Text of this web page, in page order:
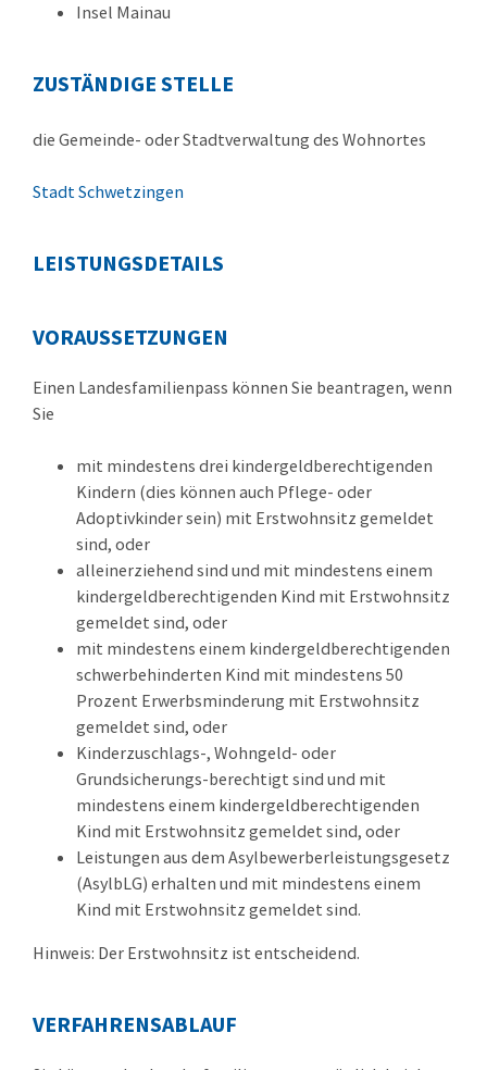
Insel Mainau
ZUSTÄNDIGE STELLE
die Gemeinde- oder Stadtverwaltung des Wohnortes
Stadt Schwetzingen
LEISTUNGSDETAILS
VORAUSSETZUNGEN
Einen Landesfamilienpass können Sie beantragen, wenn
Sie
mit mindestens drei kindergeldberechtigenden
Kindern (dies können auch Pflege- oder
Adoptivkinder sein) mit Erstwohnsitz gemeldet
sind, oder
alleinerziehend sind und mit mindestens einem
kindergeldberechtigenden Kind mit Erstwohnsitz
gemeldet sind, oder
mit mindestens einem kindergeldberechtigenden
schwerbehinderten Kind mit mindestens 50
Prozent Erwerbsminderung mit Erstwohnsitz
gemeldet sind, oder
Kinderzuschlags-, Wohngeld- oder
Grundsicherungs-berechtigt sind und mit
mindestens einem kindergeldberechtigenden
Kind mit Erstwohnsitz gemeldet sind, oder
Leistungen aus dem Asylbewerberleistungsgesetz
(AsylbLG) erhalten und mit mindestens einem
Kind mit Erstwohnsitz gemeldet sind.
Hinweis: Der Erstwohnsitz ist entscheidend.
VERFAHRENSABLAUF